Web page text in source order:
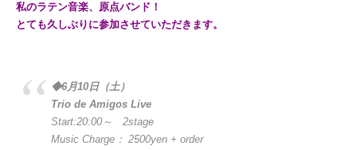
私のラテン音楽、原点バンド！
とても久しぶりに参加させていただきます。
◆6月10日（土）
Trio de Amigos Live
Start:20:00～ 2stage
Music Charge： 2500yen + order